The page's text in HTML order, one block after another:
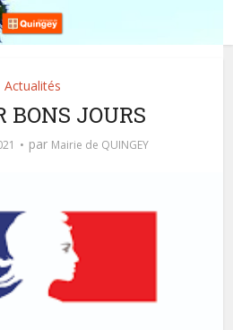
Actualités
BONS JOURS
par Mairie de QUINGEY